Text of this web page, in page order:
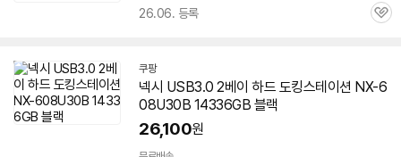
26.06. 등록
관
쿠팡
넥시 USB3.0 2베이 하드 도킹스테이션 NX-6
08U30B 14336GB 블랙
26,100원